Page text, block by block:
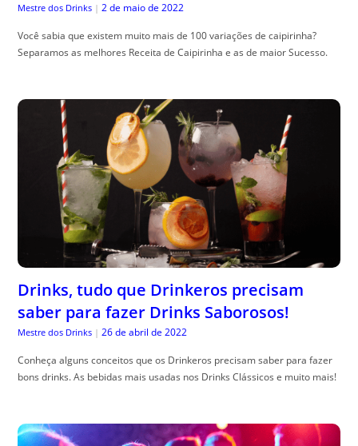
Mestre dos Drinks | 2 de maio de 2022
Você sabia que existem muito mais de 100 variações de caipirinha?
Separamos as melhores Receita de Caipirinha e as de maior Sucesso.
Drinks, tudo que Drinkeros precisam
saber para fazer Drinks Saborosos!
Mestre dos Drinks | 26 de abril de 2022
Conheça alguns conceitos que os Drinkeros precisam saber para fazer
bons drinks. As bebidas mais usadas nos Drinks Clássicos e muito mais!